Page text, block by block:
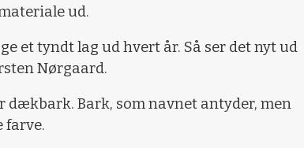
ud.
et tyndt lag ud hvert år. Så ser det nyt ud
Nørgaard.
dækbark. Bark, som navnet antyder, men
farve.